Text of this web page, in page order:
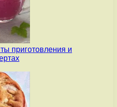
приготовления и